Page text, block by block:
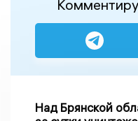
Над Брянской